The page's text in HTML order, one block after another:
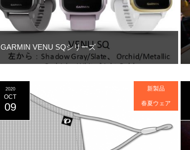
GARMIN VENU SQシリーズ
2020
OCT
09
新製品
春夏ウェア